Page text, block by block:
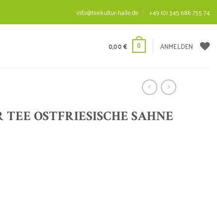
info@teekultur-halle.de +49 (0) 345 686 755 74
0,00€ 0 ANMELDEN
OSTFRIESISCHE SAHNE